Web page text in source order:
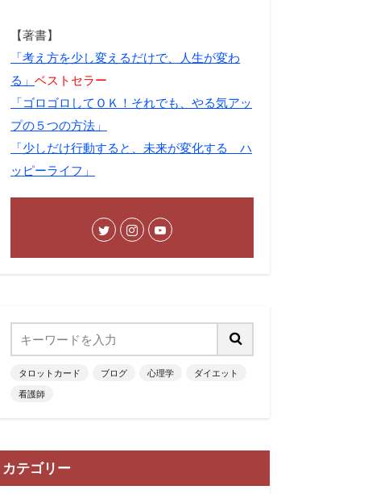
【著書】
「考え方を少し変えるだけで、人生が変わ
る」 ベストセラー
「ゴロゴロしてＯＫ！それでも、やる気アッ
プの５つの方法」
「少しだけ行動すると、未来が変化する ハ
ッピーライフ」
タロットカード ブログ 心理学
ダイエット
看護師
カテゴリー